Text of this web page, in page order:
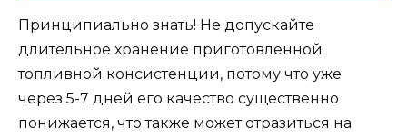
Принципиально знать! Не допускайте
длительное хранение приготовленной
топливной консистенции, потому что уже
через 5-7 дней его качество существенно
понижается, что также может отразиться на